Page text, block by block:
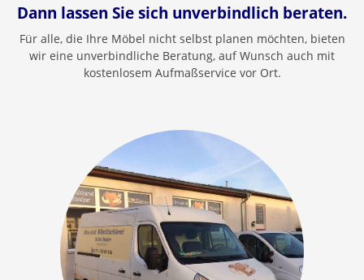
Dann lassen Sie sich unverbindlich beraten.
Für alle, die Ihre Möbel nicht selbst planen möchten, bieten
wir eine unverbindliche Beratung, auf Wunsch auch mit
kostenlosem Aufmaßservice vor Ort.